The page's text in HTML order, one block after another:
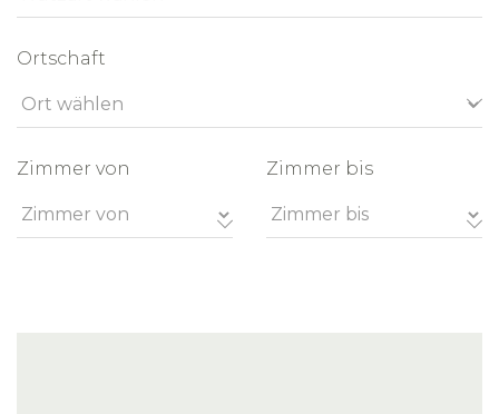
Ortschaft
Zimmer von Zimmer bis